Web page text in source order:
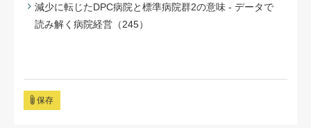
減少に転じたDPC病院と標準病院群2の意味 - データで
読み解く病院経営（245）
保存